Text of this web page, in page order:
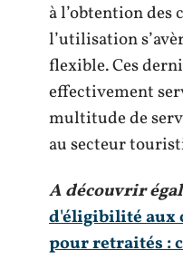
à l’obtention des
l’utilisation
flexible. Ces
effectivement
multitude de
au secteur
A découvrir
d'éligibilité aux
pour retraités :